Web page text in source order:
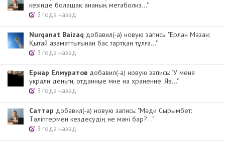
кезінде болашақ ананың метаболиз..."
3 года назад
Nurqanat Baizaq добавил(-а) новую запись: "Ерлан Мазан:
Қытай азаматтығынан бас тартқан тұлға..."
3 года назад
Ернар Елмуратов добавил(-а) новую запись: "У меня
украли деньги, отданные мне на хранение. Яв..."
3 года назад
Cаттар добавил(-а) новую запись: "Мәди Сырымбет:
Тәліптермен кездесудің не мәні бар?..."
3 года назад